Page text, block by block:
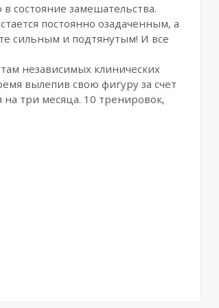
состояние замешательства.
постоянно озадаченным, а
сильным и подтянутым! И все
независимых клинических
вылепив свою фигуру за счет
три месяца. 10 тренировок,